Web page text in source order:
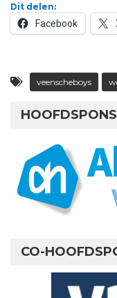
Dit delen:
Facebook
veenscheboys
CO-